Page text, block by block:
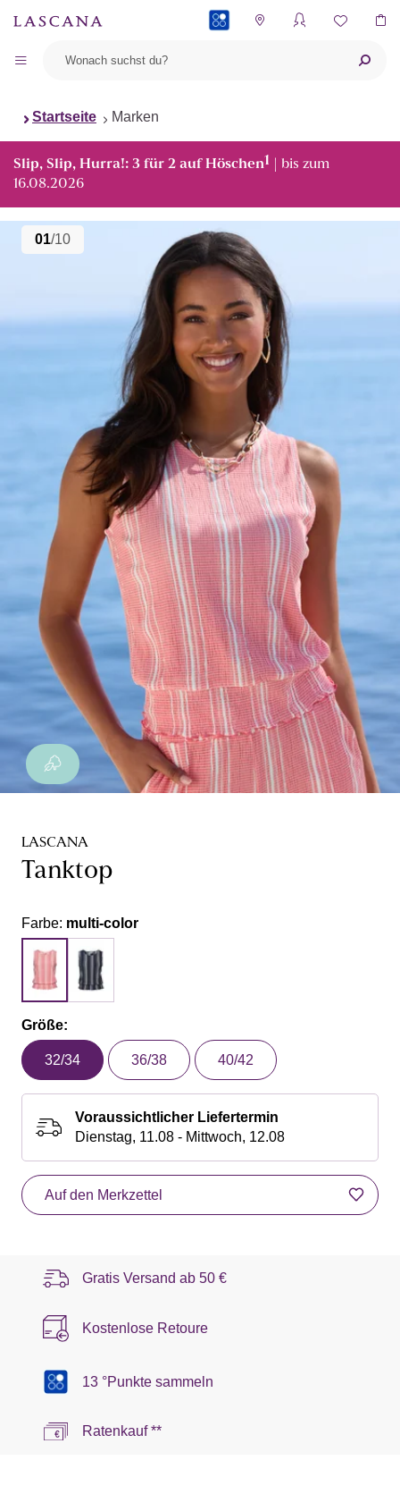
Startseite Marken
Slip, Slip, Hurra!: 3 für 2 auf Höschen1 | bis zum
16.08.2026
01/10
LASCANA
Tanktop
Farbe: multi-color
Größe:
32/34 36/38 40/42
Voraussichtlicher Liefertermin
Dienstag, 11.08 - Mittwoch, 12.08
Auf den Merkzettel
Gratis Versand ab 50 €
Kostenlose Retoure
13 °Punkte sammeln
Ratenkauf **